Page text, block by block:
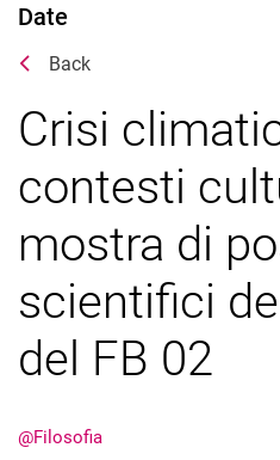
Date
Back
Crisi
contesti
mostra di
scientifici
del FB 02
@Filosofia